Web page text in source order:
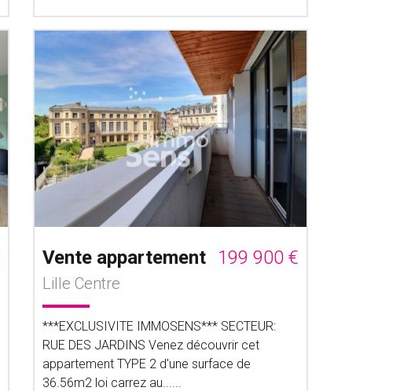
Vente appartement 199 900 €
Lille Centre
***EXCLUSIVITE IMMOSENS*** SECTEUR:
RUE DES JARDINS Venez découvrir cet
appartement TYPE 2 d'une surface de
36.56m2 loi carrez au......